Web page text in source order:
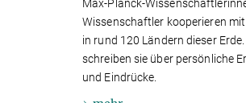
Max-Planck-
Wissenschaftler kooperieren
in rund 120 Ländern dieser
schreiben sie über persönliche
und Eindrücke.